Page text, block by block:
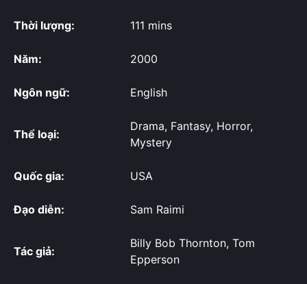
Thời lượng: 111 mins
Năm: 2000
Ngôn ngữ: English
Thể loại:
Drama, Fantasy, Horror,
Mystery
Quốc gia: USA
Đạo diễn: Sam Raimi
Tác giả:
Billy Bob Thornton, Tom
Epperson